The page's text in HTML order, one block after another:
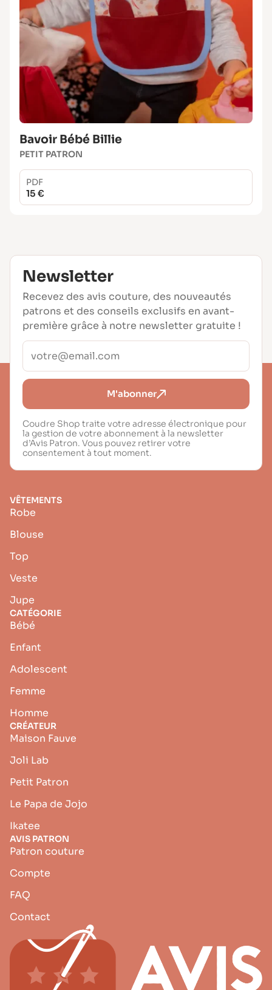
Bavoir Bébé Billie
PETIT PATRON
PDF
15 €
Newsletter
Recevez des avis couture, des nouveautés
patrons et des conseils exclusifs en avant-
première grâce à notre newsletter gratuite !
M'abonner
Coudre Shop traite votre adresse électronique pour
la gestion de votre abonnement à la newsletter
d’Avis Patron. Vous pouvez retirer votre
consentement à tout moment.
VÊTEMENTS
Robe
Blouse
Top
Veste
Jupe
CATÉGORIE
Bébé
Enfant
Adolescent
Femme
Homme
CRÉATEUR
Maison Fauve
Joli Lab
Petit Patron
Le Papa de Jojo
Ikatee
AVIS PATRON
Patron couture
Compte
FAQ
Contact